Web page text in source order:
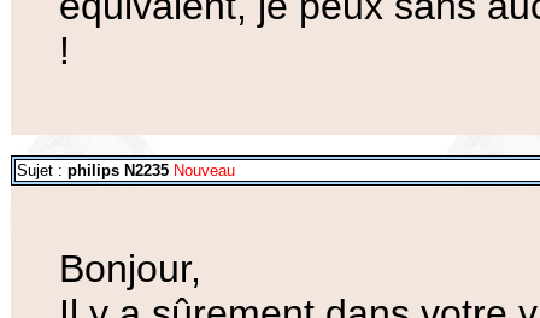
!
Sujet : philips N2235 Nouveau
Bonjour,